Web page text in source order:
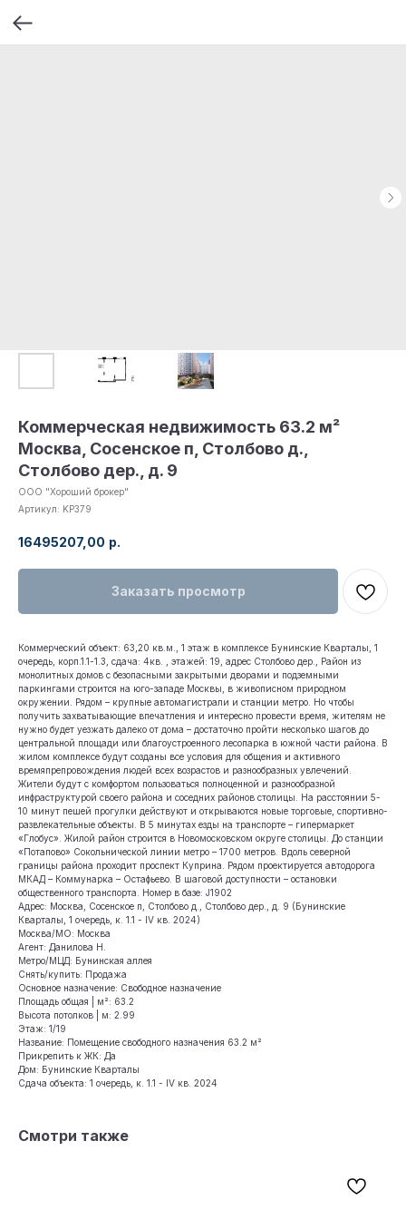
Коммерческая недвижимость 63.2 м²
Москва, Сосенское п, Столбово д.,
Столбово дер., д. 9
ООО "Хороший брокер"
Артикул: KP379
16495207,00 р.
Заказать просмотр
Коммерческий объект: 63,20 кв.м., 1 этаж в комплексе Бунинские Кварталы, 1
очередь, корп.1.1-1.3, сдача: 4кв. , этажей: 19, адрес Столбово дер., Район из
монолитных домов с безопасными закрытыми дворами и подземными
паркингами строится на юго-западе Москвы, в живописном природном
окружении. Рядом – крупные автомагистрали и станции метро. Но чтобы
получить захватывающие впечатления и интересно провести время, жителям не
нужно будет уезжать далеко от дома – достаточно пройти несколько шагов до
центральной площади или благоустроенного лесопарка в южной части района. В
жилом комплексе будут созданы все условия для общения и активного
времяпрепровождения людей всех возрастов и разнообразных увлечений.
Жители будут с комфортом пользоваться полноценной и разнообразной
инфраструктурой своего района и соседних районов столицы. На расстоянии 5-
10 минут пешей прогулки действуют и открываются новые торговые, спортивно-
развлекательные объекты. В 5 минутах езды на транспорте – гипермаркет
«Глобус». Жилой район строится в Новомосковском округе столицы. До станции
«Потапово» Сокольнической линии метро – 1700 метров. Вдоль северной
границы района проходит проспект Куприна. Рядом проектируется автодорога
МКАД – Коммунарка – Остафьево. В шаговой доступности – остановки
общественного транспорта. Номер в базе: J1902
Адрес: Москва, Сосенское п, Столбово д., Столбово дер., д. 9 (Бунинские
Кварталы, 1 очередь, к. 1.1 - IV кв. 2024)
Москва/МО: Москва
Агент: Данилова Н.
Метро/МЦД: Бунинская аллея
Снять/купить: Продажа
Основное назначение: Свободное назначение
Площадь общая | м²: 63.2
Высота потолков | м: 2.99
Этаж: 1/19
Название: Помещение свободного назначения 63.2 м²
Прикрепить к ЖК: Да
Дом: Бунинские Кварталы
Сдача объекта: 1 очередь, к. 1.1 - IV кв. 2024
Смотри также